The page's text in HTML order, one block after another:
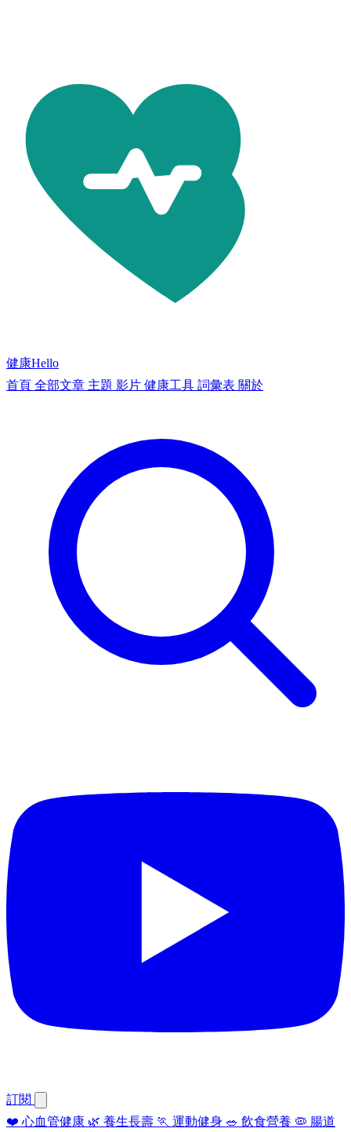
健康Hello
首頁 全部文章 主題 影片 健康工具 詞彙表 關於
訂閱
❤️ 心血管健康 🌿 養生長壽 🏃 運動健身 🥗 飲食營養 🦠 腸道